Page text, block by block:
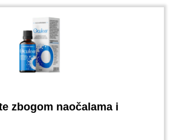
zbogom naočalama i